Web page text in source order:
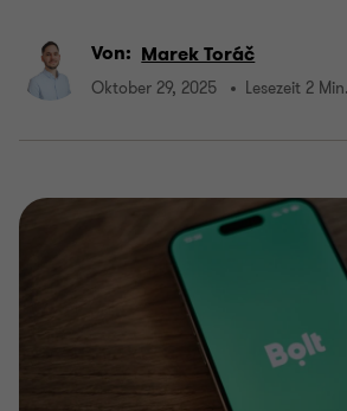
Von: Marek Toráč
Oktober 29, 2025 Lesezeit 2 Min.